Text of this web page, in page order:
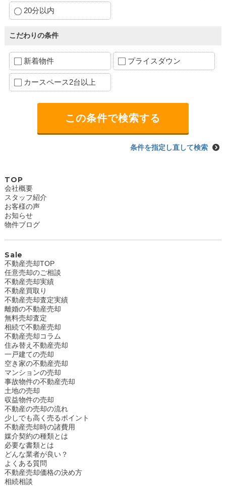
20分以内
こだわりの条件
新着物件 プライスダウン
カースペース2台以上
条件を指定し直して検索
TOP
会社概要
スタッフ紹介
お客様の声
お知らせ
物件ブログ
Sale
不動産売却TOP
任意売却のご相談
不動産売却実績
不動産買取り
不動産売却査定実績
離婚の不動産売却
無料売却査定
相続で不動産売却
不動産売却コラム
住み替え不動産売却
一戸建ての売却
空き家の不動産売却
マンションの売却
事故物件の不動産売却
土地の売却
収益物件の売却
不動産の売却の流れ
少しでも高く売るポイント
不動産売却時の諸費用
媒介契約の種類とは
必要な書類とは
どんな業者が良い？
よくある質問
不動産売却価格の決め方
相続相談